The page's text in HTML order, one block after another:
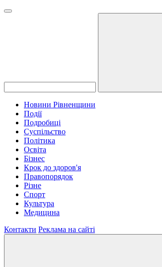
Новини Рівненщини
Події
Подробиці
Суспільство
Політика
Освіта
Бізнес
Крок до здоров'я
Правопорядок
Різне
Спорт
Культура
Медицина
Контакти Реклама на сайті